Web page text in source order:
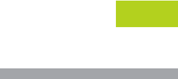
您显示百度地图。请调整您的